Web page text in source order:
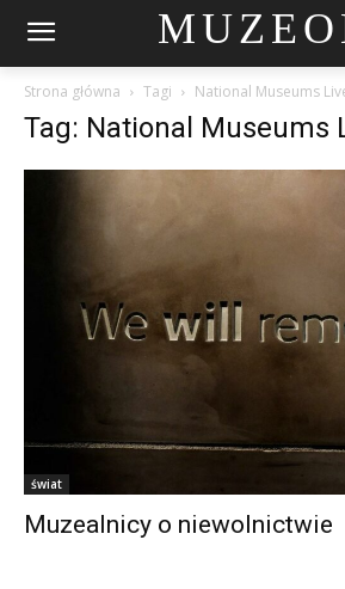
Strona główna Tagi National Museums
Tag: National Museums
świat
Muzealnicy o niewolnictwie